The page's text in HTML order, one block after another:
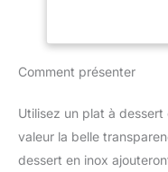
Comment présenter
Utilisez un plat à
valeur la belle
dessert en inox